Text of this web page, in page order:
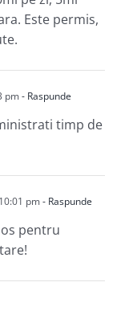
Este permis,
pm- Raspunde
timp de
pm- Raspunde
pentru